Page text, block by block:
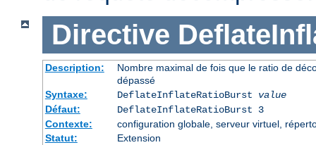
Directive
Description:
Nombre maximal de fois que le ratio de
dépassé
Syntaxe:
DeflateInflateRatioBurst value
Défaut:
DeflateInflateRatioBurst 3
Contexte:
configuration globale, serveur virtuel,
Statut:
Extension